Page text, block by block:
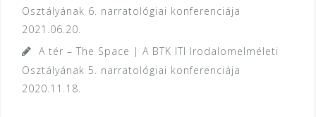
Osztályának 6. narratológiai konferenciája
2021.06.20.
A tér – The Space | A BTK ITI Irodalomelméleti
Osztályának 5. narratológiai konferenciája
2020.11.18.